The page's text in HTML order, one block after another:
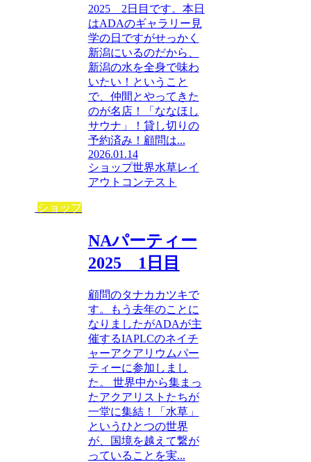
2025 2日目です。本日
はADAのギャラリー見
学の日ですがせっかく
新潟にいるのだから、
新潟の水を全身で味わ
いたい！ということ
で、仲間とやってきた
のが名店！「ななほし
サウナ」！貸し切りの
予約済み！顧問は...
2026.01.14
ショップ世界水草レイ
アウトコンテスト
ショップ
NAパーティー
2025 1日目
顧問のタナカカツキで
す。もう去年のことに
なりましたがADAが主
催するIAPLCのネイチ
ャーアクアリウムパー
ティーに参加しまし
た。 世界中から集まっ
たアクアリストたちが
一堂に集結！「水草」
というひとつの世界
が、国境を越えて繋が
っていることを実...